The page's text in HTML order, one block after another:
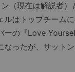
（現在は解説者）
はトップチーム
の『Love
ったが、サット